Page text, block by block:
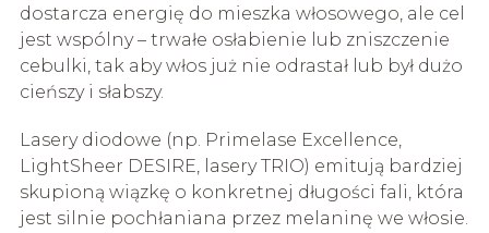
dostarcza energię do mieszka włosowego, ale cel
jest wspólny – trwałe osłabienie lub zniszczenie
cebulki, tak aby włos już nie odrastał lub był dużo
cieńszy i słabszy.
Lasery diodowe (np. Primelase Excellence,
LightSheer DESIRE, lasery TRIO) emitują bardziej
skupioną wiązkę o konkretnej długości fali, która
jest silnie pochłaniana przez melaninę we włosie.